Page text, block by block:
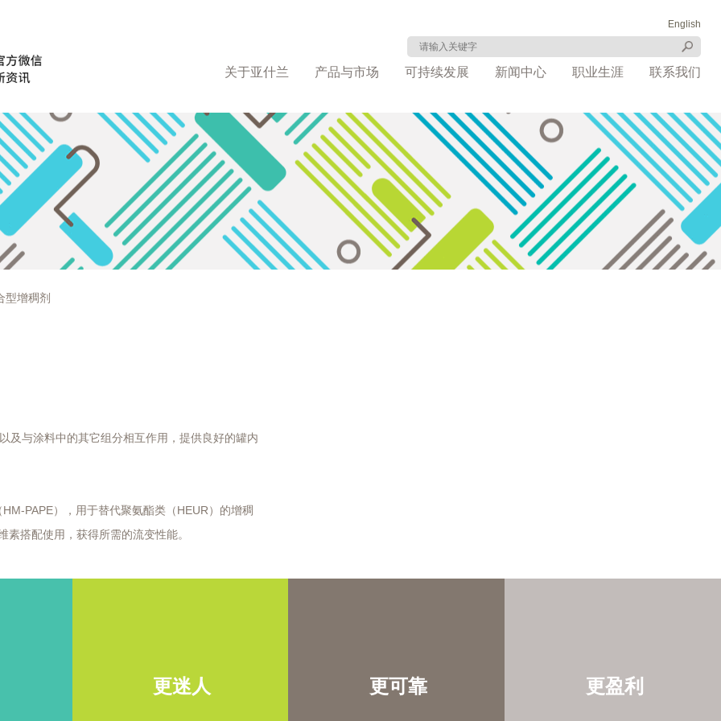
English
关于亚什兰 产品与市场 可持续发展 新闻中心 职业生涯 联系我们
增稠剂
与涂料中的其它组分相互作用，提供良好的罐内
PAPE），用于替代聚氨酯类（HEUR）的增稠
搭配使用，获得所需的流变性能。
更迷人 更可靠 更盈利